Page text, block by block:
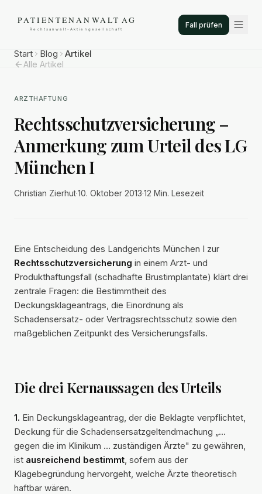
Fall prüfen
Start Blog Artikel
Alle Artikel
ARZTHAFTUNG
Rechtsschutzversicherung –
Anmerkung zum Urteil des LG
München I
Christian Zierhut·10. Oktober 2013·12 Min. Lesezeit
Eine Entscheidung des Landgerichts München I zur
Rechtsschutzversicherung in einem Arzt- und
Produkthaftungsfall (schadhafte Brustimplantate) klärt drei
zentrale Fragen: die Bestimmtheit des
Deckungsklageantrags, die Einordnung als
Schadensersatz- oder Vertragsrechtsschutz sowie den
maßgeblichen Zeitpunkt des Versicherungsfalls.
Die drei Kernaussagen des Urteils
1. Ein Deckungsklageantrag, der die Beklagte verpflichtet,
Deckung für die Schadensersatzgeltendmachung „…
gegen die im Klinikum … zuständigen Ärzte" zu gewähren,
ist ausreichend bestimmt, sofern aus der
Klagebegründung hervorgeht, welche Ärzte theoretisch
haftbar wären.